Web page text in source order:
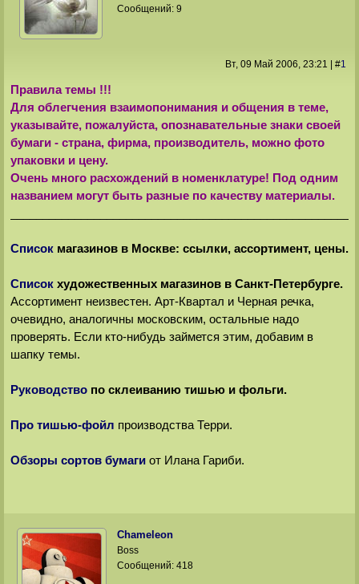
Сообщений:9
Вт, 09 Май 2006, 23:21 #1
Правила темы !!!
Для облегчения взаимопонимания и общения в теме,
указывайте, пожалуйста, опознавательные знаки своей
бумаги - страна, фирма, производитель, можно фото
упаковки и цену.
Очень много расхождений в номенклатуре! Под одним
названием могут быть разные по качеству материалы.
Списокмагазинов в Москве: ссылки, ассортимент, цены.
Списокхудожественных магазинов в Санкт-Петербурге.
Ассортимент неизвестен. Арт-Квартал и Черная речка,
очевидно, аналогичны московским, остальные надо
проверять. Если кто-нибудь займется этим, добавим в
шапку темы.
Руководствопо склеиванию тишью и фольги.
Про тишью-фойл производства Терри.
Обзоры сортов бумагиот Илана Гариби.
Chameleon
Boss
Сообщений:418